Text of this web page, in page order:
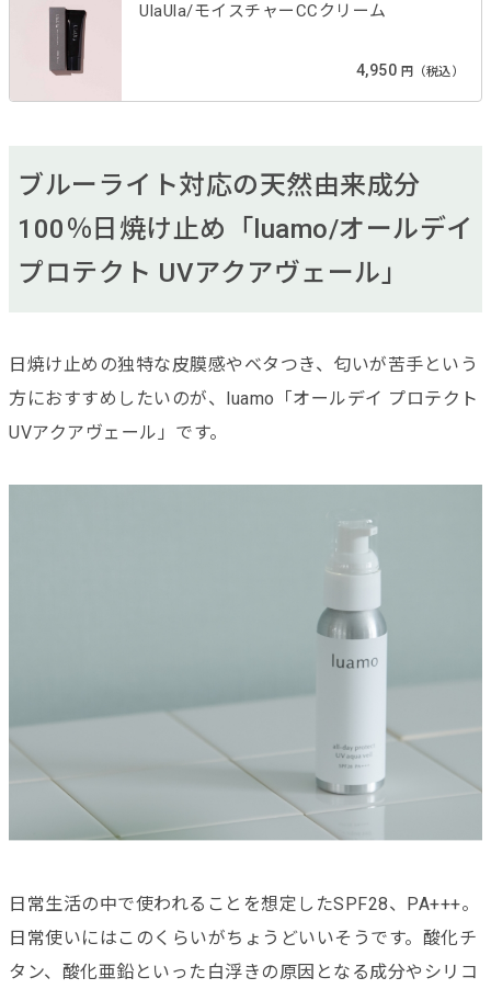
UlaUla/モイスチャーCCクリーム
4,950 円（税込）
ブルーライト対応の天然由来成分
100％日焼け止め「luamo/オールデイ
プロテクト UVアクアヴェール」
日焼け止めの独特な皮膜感やベタつき、匂いが苦手という
方におすすめしたいのが、luamo「オールデイ プロテクト
UVアクアヴェール」です。
日常生活の中で使われることを想定したSPF28、PA+++。
日常使いにはこのくらいがちょうどいいそうです。酸化チ
タン、酸化亜鉛といった白浮きの原因となる成分やシリコ